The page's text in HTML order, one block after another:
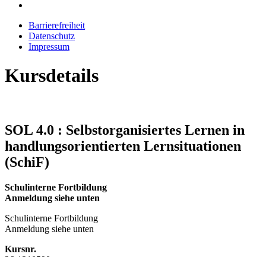
Barrierefreiheit
Datenschutz
Impressum
Kursdetails
SOL 4.0 : Selbstorganisiertes Lernen in
handlungsorientierten Lernsituationen
(SchiF)
Schulinterne Fortbildung
Anmeldung siehe unten
Schulinterne Fortbildung
Anmeldung siehe unten
Kursnr.